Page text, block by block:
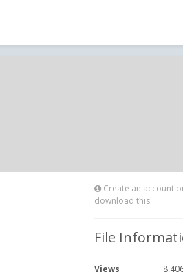
Create an account
download this
File
Views